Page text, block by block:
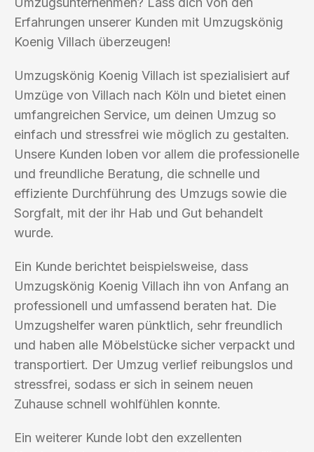
Erfahrungen unserer Kunden mit Umzugskönig
Koenig Villach überzeugen!
Umzugskönig Koenig Villach ist spezialisiert auf
Umzüge von Villach nach Köln und bietet einen
umfangreichen Service, um deinen Umzug so
einfach und stressfrei wie möglich zu gestalten.
Unsere Kunden loben vor allem die professionelle
und freundliche Beratung, die schnelle und
effiziente Durchführung des Umzugs sowie die
Sorgfalt, mit der ihr Hab und Gut behandelt
wurde.
Ein Kunde berichtet beispielsweise, dass
Umzugskönig Koenig Villach ihn von Anfang an
professionell und umfassend beraten hat. Die
Umzugshelfer waren pünktlich, sehr freundlich
und haben alle Möbelstücke sicher verpackt und
transportiert. Der Umzug verlief reibungslos und
stressfrei, sodass er sich in seinem neuen
Zuhause schnell wohlfühlen konnte.
Ein weiterer Kunde lobt den exzellenten